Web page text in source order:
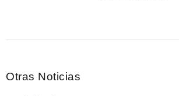
Otras Noticias